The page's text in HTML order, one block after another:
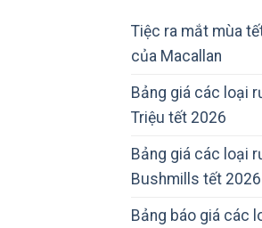
Tiệc ra mắt mùa
của Macallan
Bảng giá các loại
Triệu tết 2026
Bảng giá các loại
Bushmills tết 2026
Bảng báo giá các